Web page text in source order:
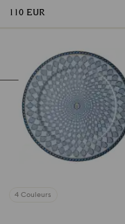
110 EUR
4 Couleurs